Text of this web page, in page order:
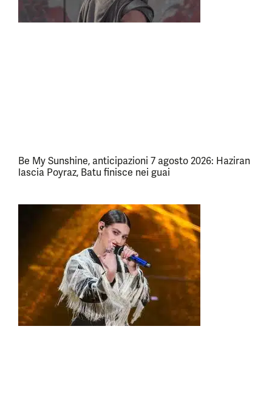
Be My Sunshine, anticipazioni 7 agosto 2026: Haziran
lascia Poyraz, Batu finisce nei guai